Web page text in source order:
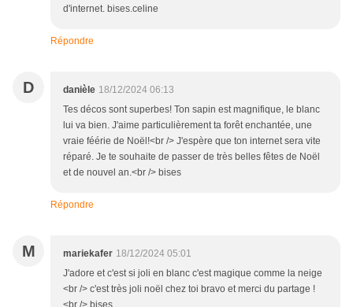
d'internet. bises.celine
Répondre
D danièle 18/12/2024 06:13
Tes décos sont superbes! Ton sapin est magnifique, le blanc
lui va bien. J'aime particulièrement ta forêt enchantée, une
vraie féérie de Noël!<br /> J'espère que ton internet sera vite
réparé. Je te souhaite de passer de très belles fêtes de Noël
et de nouvel an.<br /> bises
Répondre
M mariekafer 18/12/2024 05:01
J'adore et c'est si joli en blanc c'est magique comme la neige
<br /> c'est très joli noël chez toi bravo et merci du partage !
<br /> bises